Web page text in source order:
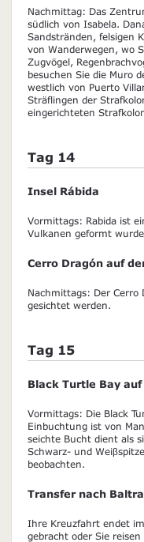
Nachmittag: Das
südlich von Isabela.
Sandstränden, felsigen
von Wanderwegen, wo
Zugvögel,
besuchen Sie die Muro
westlich von Puerto
Sträflingen der
eingerichteten
Tag 14
Insel Rábida
Vormittags: Rabida ist
Vulkanen geformt
Cerro Dragón auf
Nachmittags: Der Cerro
gesichtet werden.
Tag 15
Black Turtle Bay
Vormittags: Die Black
Einbuchtung ist von
seichte Bucht dient als
Schwarz- und
beobachten.
Transfer nach Baltra
Ihre Kreuzfahrt endet
gebracht oder Sie